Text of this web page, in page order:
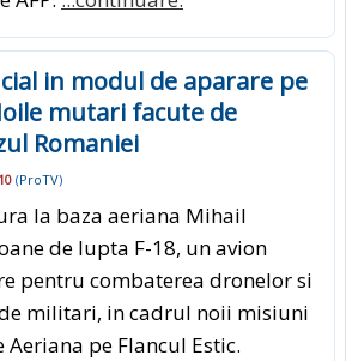
in modul de aparare pe
mutari facute de
Romaniei
(ProTV)
la baza aeriana Mihail
de lupta F-18, un avion
pentru combaterea dronelor si
militari, in cadrul noii misiuni
Aeriana pe Flancul Estic.